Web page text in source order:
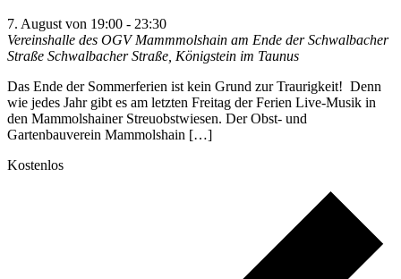
7. August von 19:00 - 23:30
Vereinshalle des OGV Mammmolshain am Ende der Schwalbacher
Straße Schwalbacher Straße, Königstein im Taunus
Das Ende der Sommerferien ist kein Grund zur Traurigkeit! Denn
wie jedes Jahr gibt es am letzten Freitag der Ferien Live-Musik in
den Mammolshainer Streuobstwiesen. Der Obst- und
Gartenbauverein Mammolshain […]
Kostenlos